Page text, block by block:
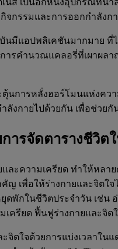
นส เป็นอีกหนึ่งอุปกรณ์ที่น่
จกรรมและการออกกำลังก
นมีแอปพลิเคชันมากมาย ที่
ารคำนวณแคลอรี่ที่เผาผล
นการหลั่งฮอร์โมนแห่งค
ลังกายไปด้วยกัน เพื่อช่วย
ารจัดตารางชีวิต
ละความเครียด ทำให้หลา
ญ เพื่อให้ร่างกายและจิต
ดพักในชีวิตประจำวัน เช่น
เครียด ฟื้นฟูร่างกายและจิ
ตใจด้วยการแบ่งเวลาใน